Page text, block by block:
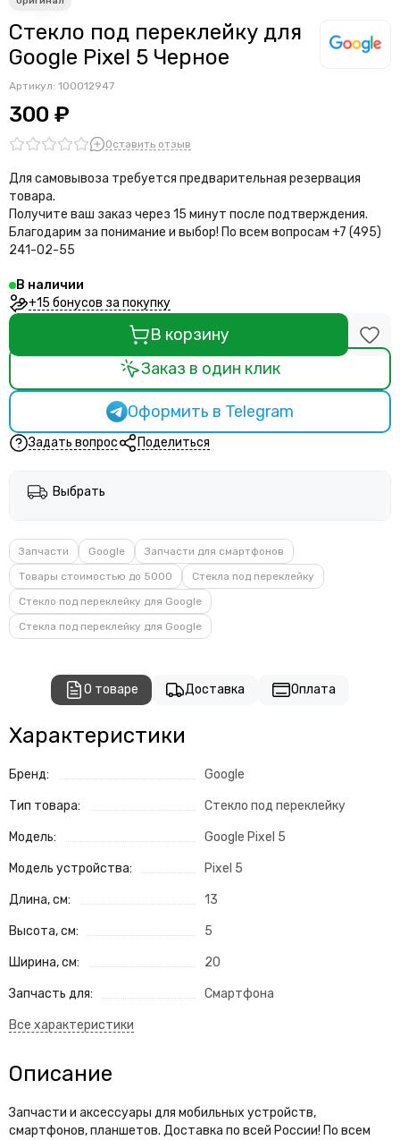
Стекло под переклейку для
Google Pixel 5 Черное
Артикул: 100012947
300 ₽
Оставить отзыв
Для самовывоза требуется предварительная резервация
товара.
Получите ваш заказ через 15 минут после подтверждения.
Благодарим за понимание и выбор! По всем вопросам +7 (495)
241-02-55
В наличии
+15 бонусов за покупку
В корзину
Заказ в один клик
Оформить в Telegram
Задать вопрос Поделиться
Выбрать
Запчасти Google
Запчасти для смартфонов
Товары стоимостью до 5000
Стекла под переклейку
Стекло под переклейку для Google
Стекла под переклейку для Google
О товаре Доставка Оплата
Характеристики
Бренд: Google
Тип товара: Стекло под переклейку
Модель: Google Pixel 5
Модель устройства: Pixel 5
Длина, см: 13
Высота, см: 5
Ширина, см: 20
Запчасть для: Смартфона
Описание
Запчасти и аксессуары для мобильных устройств,
смартфонов, планшетов. Доставка по всей России! По всем